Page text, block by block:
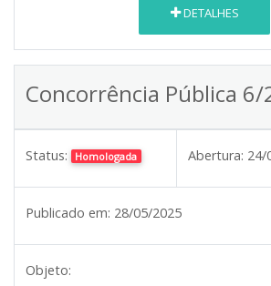
DETALHES
Concorrência Pública 6/
Status: Homologada Abertura: 24/
Publicado em: 28/05/2025
Objeto: